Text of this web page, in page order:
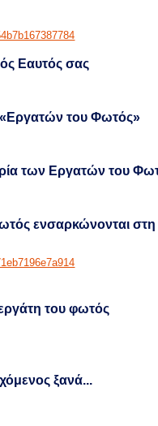
Εαυτός σας
του Φωτός»
των Εργατών του
ενσαρκώνονται στη
του φωτός
ξανά...